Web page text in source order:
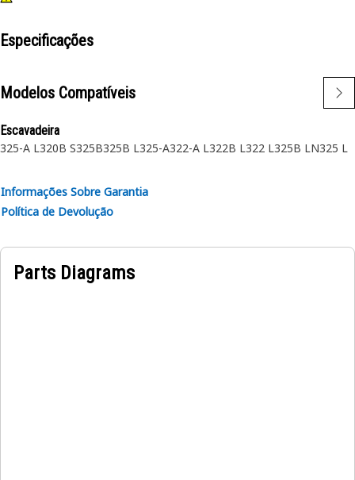
Especificações
Modelos Compatíveis
Escavadeira
325-A L320B S325B325B L325-A322-A L322B L322 L325B LN325 L
Informações Sobre Garantia
Política de Devolução
Parts Diagrams